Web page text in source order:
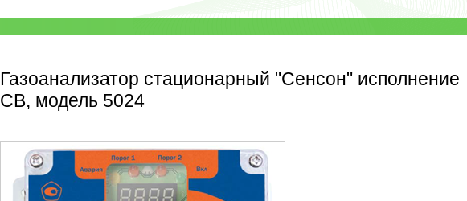
Газоанализатор стационарный "Сенсон" исполнение
СВ, модель 5024